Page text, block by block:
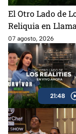
El Otro Lado de
Reliquia en
07 agosto, 2026
21:48